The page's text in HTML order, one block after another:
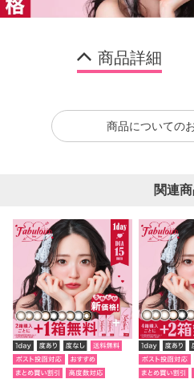
商品詳細
商品についての
関連